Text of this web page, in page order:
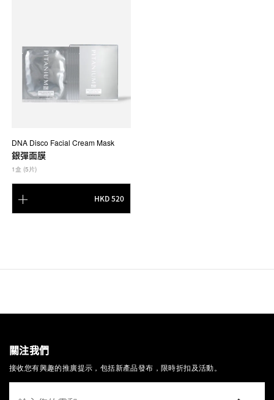
DNA Disco Facial Cream Mask
銀彈面膜
1盒 (5片)
HKD 520
關注我們
接收您有興趣的推廣提示，包括新產品發布，限時折扣及活動。